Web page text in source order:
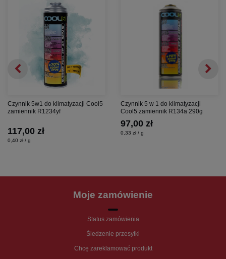
Czynnik 5w1 do klimatyzacji Cool5
zamiennik R1234yf
117,00 zł
0,40 zł / g
Czynnik 5 w 1 do klimatyzacji
Cool5 zamiennik R134a 290g
97,00 zł
0,33 zł / g
Moje zamówienie
Status zamówienia
Śledzenie przesyłki
Chcę zareklamować produkt